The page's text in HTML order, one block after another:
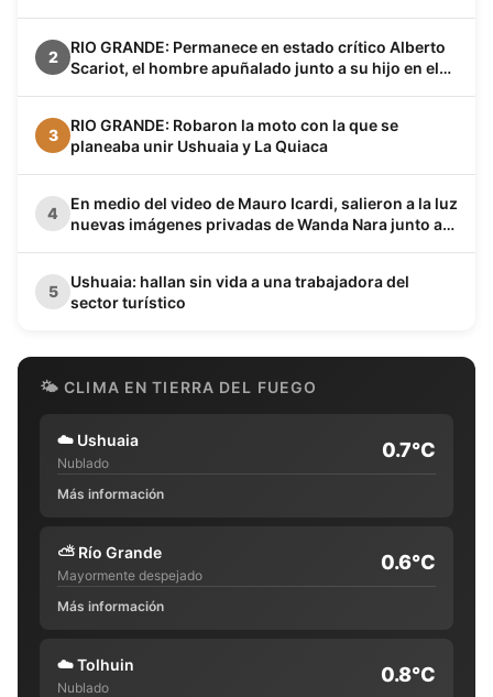
2
RIO GRANDE: Permanece en estado crítico Alberto
Scariot, el hombre apuñalado junto a su hijo en el
3
RIO GRANDE: Robaron la moto con la que se
planeaba unir Ushuaia y La Quiaca
4
En medio del video de Mauro Icardi, salieron a la luz
nuevas imágenes privadas de Wanda Nara junto a
5
Ushuaia: hallan sin vida a una trabajadora del
sector turístico
🌤 CLIMA EN TIERRA DEL FUEGO
☁️ Ushuaia
Nublado
0.7°C
Más información
⛅ Río Grande
Mayormente despejado
0.6°C
Más información
☁️Tolhuin
Nublado
0.8°C